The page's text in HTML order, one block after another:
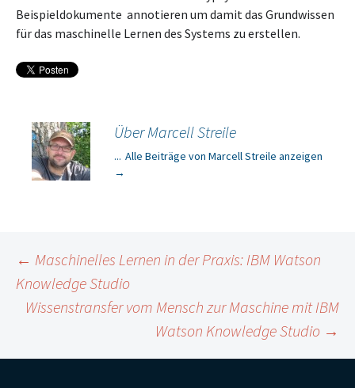
Beispieldokumente annotieren um damit das Grundwissen
für das maschinelle Lernen des Systems zu erstellen.
Über Marcell Streile
... Alle Beiträge von Marcell Streile anzeigen
→
Beitragsnavigation
← Maschinelles Lernen in der Praxis: IBM Watson
Knowledge Studio
Wissenstransfer vom Mensch zur Maschine mit IBM
Watson Knowledge Studio →